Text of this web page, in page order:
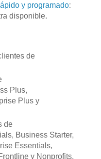
y programado:
disponible.
de
Plus,
Plus y
de
Business Starter,
Essentials,
y Nonprofits,